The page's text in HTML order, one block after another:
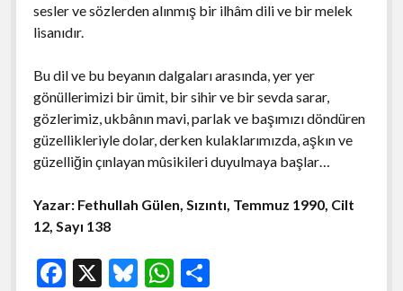
sesler ve sözlerden alınmış bir ilhâm dili ve bir melek
lisanıdır.
Bu dil ve bu beyanın dalgaları arasında, yer yer
gönüllerimizi bir ümit, bir sihir ve bir sevda sarar,
gözlerimiz, ukbânın mavi, parlak ve başımızı döndüren
güzellikleriyle dolar, derken kulaklarımızda, aşkın ve
güzelliğin çınlayan mûsikileri duyulmaya başlar…
Yazar: Fethullah Gülen, Sızıntı, Temmuz 1990, Cilt
12, Sayı 138
F X Bl WS